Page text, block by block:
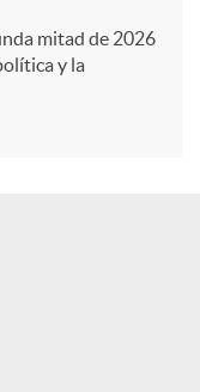
mitad de 2026
y la